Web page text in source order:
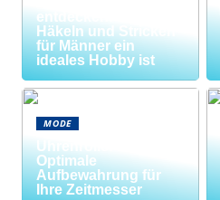
entdecken: Warum
Häkeln und Stricken
für Männer ein
ideales Hobby ist
MODE
Uhrenrolle: Die
Optimale
Aufbewahrung für
Ihre Zeitmesser